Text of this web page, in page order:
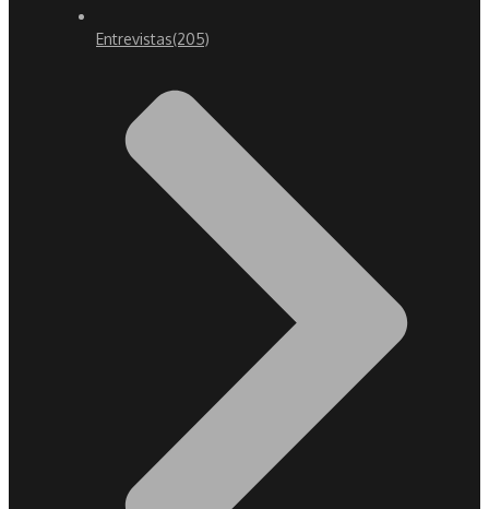
Entrevistas(205)